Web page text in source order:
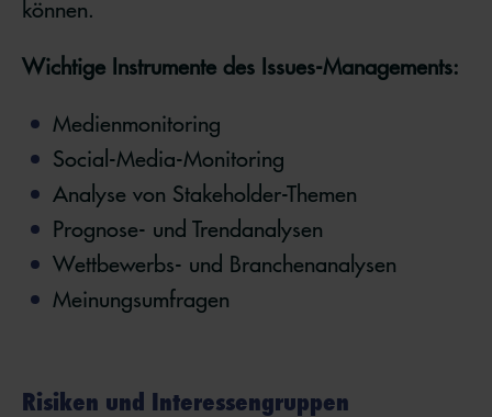
können.
Wichtige Instrumente des Issues-Managements:
Medienmonitoring
Social-Media-Monitoring
Analyse von Stakeholder-Themen
Prognose- und Trendanalysen
Wettbewerbs- und Branchenanalysen
Meinungsumfragen
Risiken und Interessengruppen